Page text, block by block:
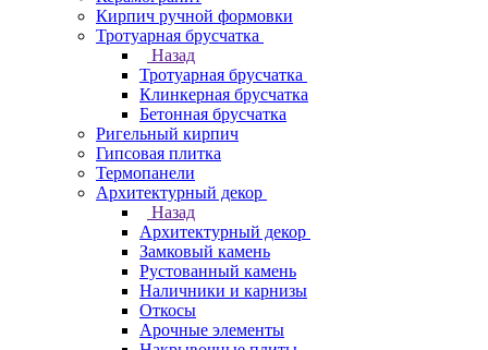
Кирпич ручной формовки
Тротуарная брусчатка
Назад
Тротуарная брусчатка
Клинкерная брусчатка
Бетонная брусчатка
Ригельный кирпич
Гипсовая плитка
Термопанели
Архитектурный декор
Назад
Архитектурный декор
Замковый камень
Рустованный камень
Наличники и карнизы
Откосы
Арочные элементы